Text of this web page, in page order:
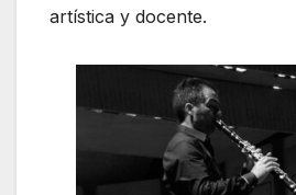
artística y docente.